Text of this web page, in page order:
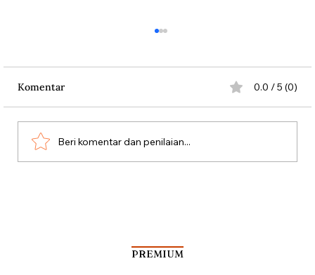
Persatuan Perjuangan
Komentar 0.0 / 5 (0)
Beri komentar dan penilaian...
PREMIUM